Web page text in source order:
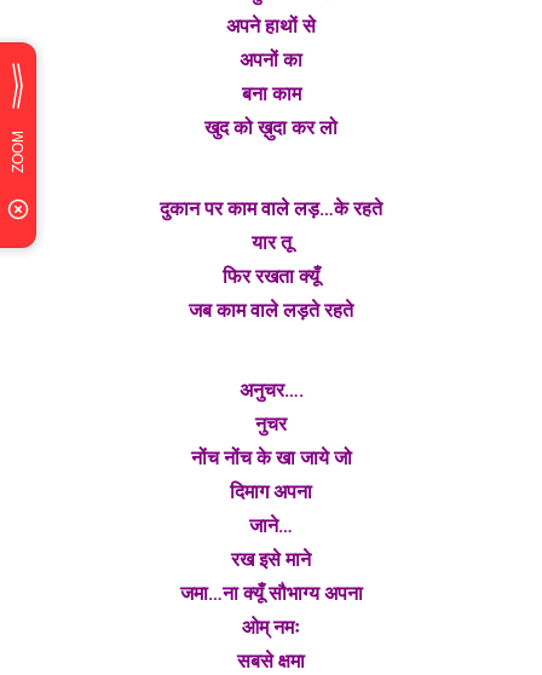
अपने हाथों से
अपनों का
बना काम
खुद को ख़ुदा कर लो
दुकान पर काम वाले लड़…के रहते
यार तू
फिर रखता क्यूँ
जब काम वाले लड़ते रहते
अनुचर….
नुचर
नोंच नोंच के खा जाये जो
दिमाग अपना
जाने…
रख इसे माने
जमा…ना क्यूँ सौभाग्य अपना
ओम् नमः
सबसे क्षमा